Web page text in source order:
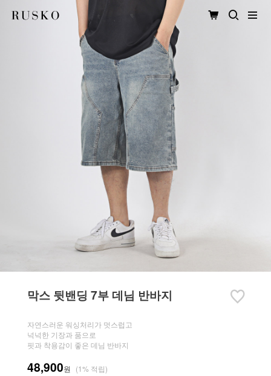
막스 뒷밴딩 7부 데님 반바지
자연스러운 워싱처리가 멋스럽고
넉넉한 기장과 품으로
핏과 착용감이 좋은 데님 반바지
48,900원 (1% 적립)